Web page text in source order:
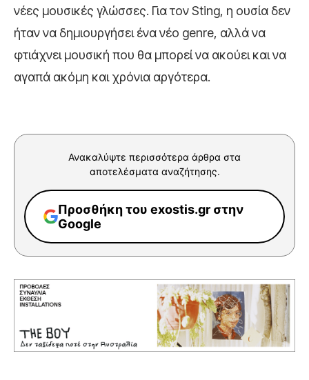
νέες μουσικές γλώσσες. Για τον Sting, η ουσία δεν
ήταν να δημιουργήσει ένα νέο genre, αλλά να
φτιάχνει μουσική που θα μπορεί να ακούει και να
αγαπά ακόμη και χρόνια αργότερα.
Ανακαλύψτε περισσότερα άρθρα στα
αποτελέσματα αναζήτησης.
Προσθήκη του exostis.gr στην
Google